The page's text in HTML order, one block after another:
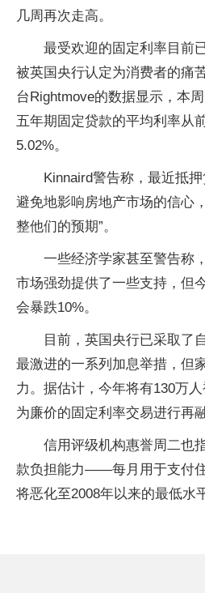
几周再次走高。
最受欢迎的固定利率目前
被英国央行认定为消费者的痛
台Rightmove的数据显示，本
五年期固定贷款的平均利率从
5.02%。
Kinnaird警告称，最近抵
避免地影响房地产市场的信心
整他们的预期”。
一些经济学家甚至警告称
市场强劲提供了一些支持，但
会暴跌10%。
目前，英国央行已采取了
最激进的一系列加息举措，但
力。据估计，今年将有130万
为廉价的固定利率交易进行再融
信用评级机构惠誉周二也
款负担能力——每月用于支付
将恶化至2008年以来的最低水